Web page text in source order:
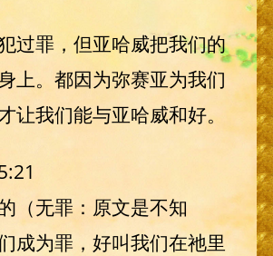
过罪，但亚哈威把我们的
上。都因为弥赛亚为我们
让我们能与亚哈威和好。
（无罪：原文是不知
成为罪，好叫我们在祂里